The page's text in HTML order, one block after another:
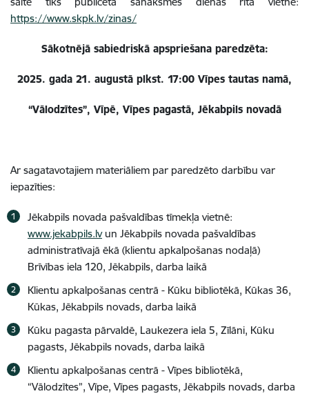
https://www.skpk.lv/zinas/
Sākotnējā sabiedriskā apspriešana paredzēta:
2025. gada 21. augustā plkst. 17:00 Vīpes tautas namā,
“Vālodzītes”, Vīpē, Vīpes pagastā, Jēkabpils novadā
Ar sagatavotajiem materiāliem par paredzēto darbību var
iepazīties:
Jēkabpils novada pašvaldības tīmekļa vietnē:
www.jekabpils.lv un Jēkabpils novada pašvaldības
administratīvajā ēkā (klientu apkalpošanas nodaļā)
Brīvības iela 120, Jēkabpils, darba laikā
Klientu apkalpošanas centrā - Kūku bibliotēkā, Kūkas 36,
Kūkas, Jēkabpils novads, darba laikā
Kūku pagasta pārvaldē, Laukezera iela 5, Zīlāni, Kūku
pagasts, Jēkabpils novads, darba laikā
Klientu apkalpošanas centrā - Vīpes bibliotēkā,
“Vālodzītes”, Vīpe, Vīpes pagasts, Jēkabpils novads, darba